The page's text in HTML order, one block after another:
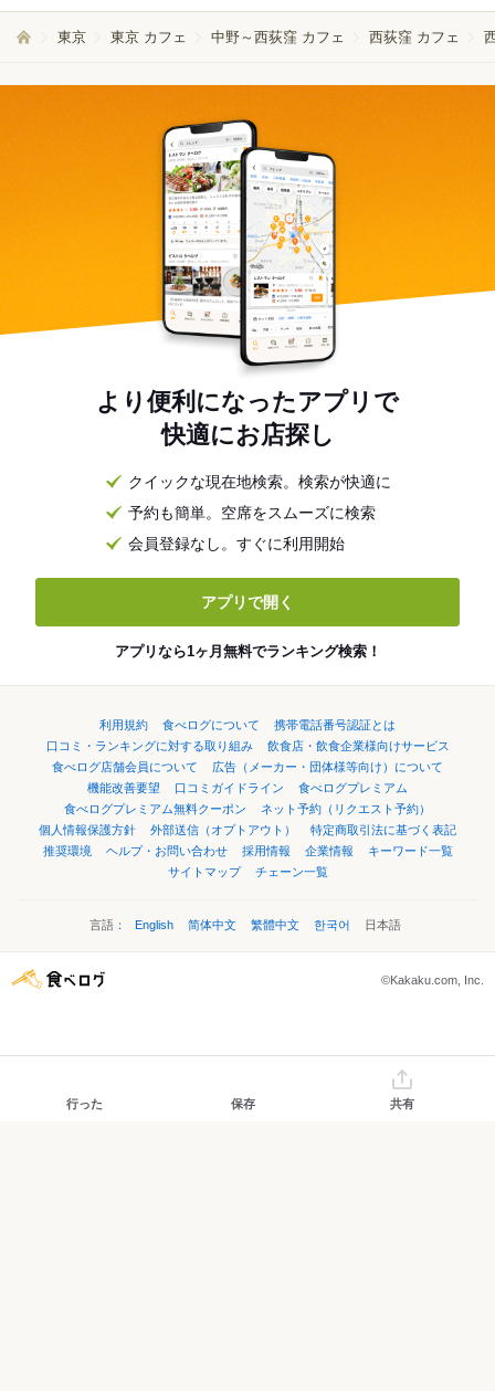
東京 東京 カフェ 中野～西荻窪 カフェ 西荻窪 カフェ
より便利になったアプリで
快適にお店探し
クイックな現在地検索。検索が快適に
予約も簡単。空席をスムーズに検索
会員登録なし。すぐに利用開始
アプリで開く
アプリなら1ヶ月無料でランキング検索！
利用規約 食べログについて
携帯電話番号認証とは
口コミ・ランキングに対する取り組み
飲食店・飲食企業様向けサービス
食べログ店舗会員について
広告（メーカー・団体様等向け）について
機能改善要望
口コミガイドライン
食べログプレミアム
食べログプレミアム無料クーポン
ネット予約（リクエスト予約）
個人情報保護方針
外部送信（オプトアウト）
特定商取引法に基づく表記
推奨環境
ヘルプ・お問い合わせ 採用情報 企業情報
キーワード一覧
サイトマップ
チェーン一覧
言語： English 简体中文 繁體中文 한국어 日本語
©Kakaku.com, Inc.
行った 保存 共有